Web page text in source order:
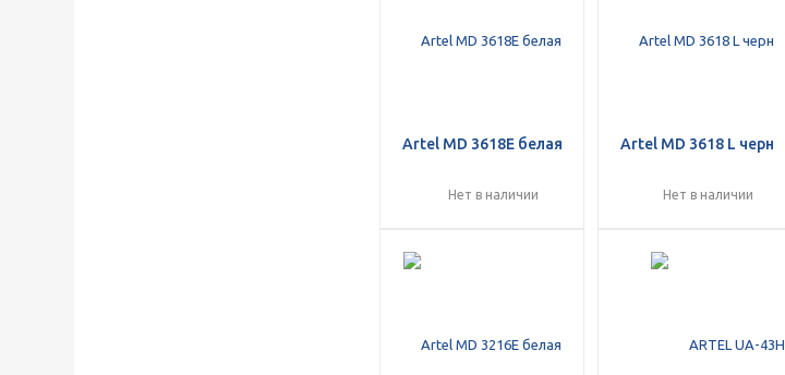
Artel MD 3618E белая
Нет в наличии
Artel MD 3618 L черн
Нет в наличии
plait.ru